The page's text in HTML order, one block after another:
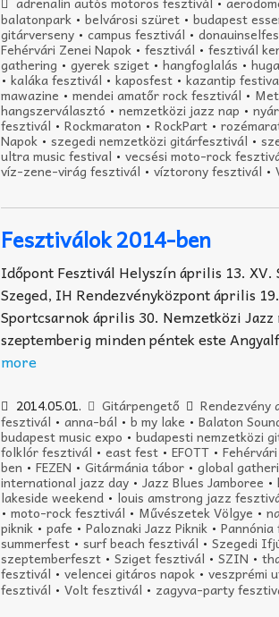
balatonpark •belvárosi szüret •budapest
gitárverseny •campus fesztivál •
Fehérvári Zenei Napok •fesztivál •fesztivál
gathering •gyerek sziget •hangfoglalás •
•kaláka fesztivál •kaposfest •kazantip
mawazine •mendei amatőr rock fesztivál •
hangszerválasztó •nemzetközi jazz nap •
fesztivál •Rockmaraton •RockPart •
Napok •szegedi nemzetközi gitárfesztivál •
ultra music festival •vecsési moto-rock
víz-zene-virág fesztivál •víztorony fesztivál •
Fesztiválok 2014-ben
Időpont Fesztivál Helyszín április 13.
Szeged, IH Rendezvényközpont április
Sportcsarnok április 30. Nemzetközi
szeptemberig minden péntek este
more
2014.05.01. Gitárpengető Rendezvény
fesztivál •anna-bál •b my lake •Balaton
budapest music expo •budapesti nemzetközi
folklór fesztivál •east fest •EFOTT •
ben •FEZEN •Gitármánia tábor •global
international jazz day •Jazz Blues Jamboree •
lakeside weekend • louis amstrong jazz
•moto-rock fesztivál • Művészetek Völgye •
piknik •pafe •Paloznaki Jazz Piknik •
summerfest •surf beach fesztivál •Szegedi
szeptemberfeszt •Sziget fesztivál •SZIN •
fesztivál •velencei gitáros napok •veszprémi
fesztivál •Volt fesztivál • zagyva-party